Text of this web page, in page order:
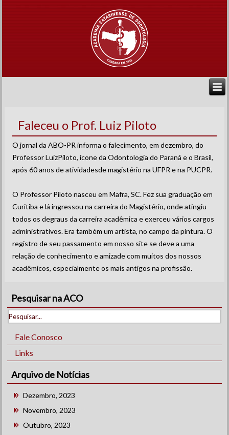
Faleceu o Prof. Luiz Piloto
O jornal da ABO-PR informa o falecimento, em dezembro, do
Professor LuizPiloto, ícone da Odontologia do Paraná e o Brasil,
após 60 anos de atividadesde magistério na UFPR e na PUCPR.
O Professor Piloto nasceu em Mafra, SC. Fez sua graduação em
Curitiba e lá ingressou na carreira do Magistério, onde atingiu
todos os degraus da carreira acadêmica e exerceu vários cargos
administrativos. Era também um artista, no campo da pintura. O
registro de seu passamento em nosso site se deve a uma
relação de conhecimento e amizade com muitos dos nossos
acadêmicos, especialmente os mais antigos na profissão.
Pesquisar na ACO
Fale Conosco
Links
Arquivo de Notícias
Dezembro, 2023
Novembro, 2023
Outubro, 2023